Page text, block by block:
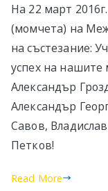
На 22 март
(момчета) на
на състезание:
успех на нашите
Александър
Александър
Савов,
Петков!
Read More